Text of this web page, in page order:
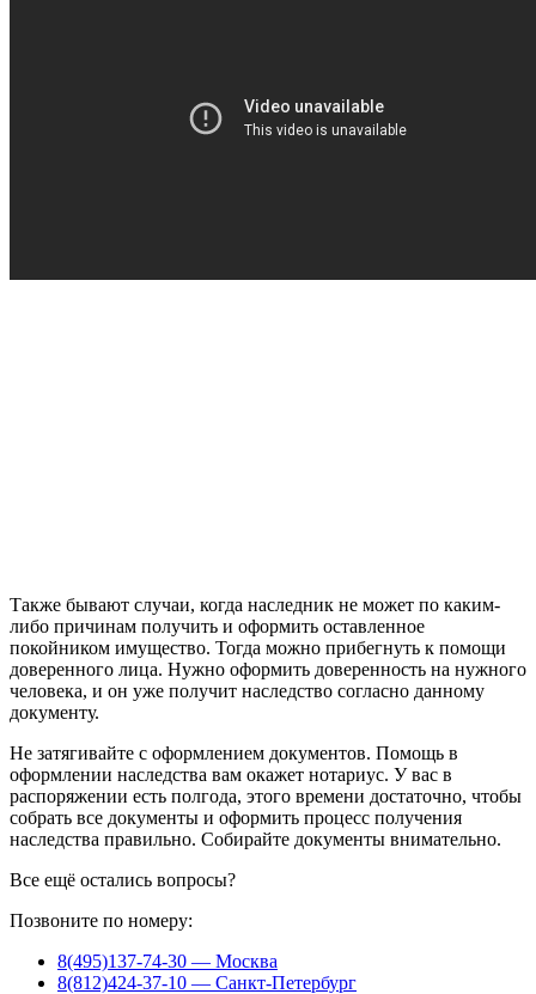
Также бывают случаи, когда наследник не может по каким-
либо причинам получить и оформить оставленное
покойником имущество. Тогда можно прибегнуть к помощи
доверенного лица. Нужно оформить доверенность на нужного
человека, и он уже получит наследство согласно данному
документу.
Не затягивайте с оформлением документов. Помощь в
оформлении наследства вам окажет нотариус. У вас в
распоряжении есть полгода, этого времени достаточно, чтобы
собрать все документы и оформить процесс получения
наследства правильно. Собирайте документы внимательно.
Все ещё остались вопросы?
Позвоните по номеру:
8(495)137-74-30 — Москва
8(812)424-37-10 — Санкт-Петербург